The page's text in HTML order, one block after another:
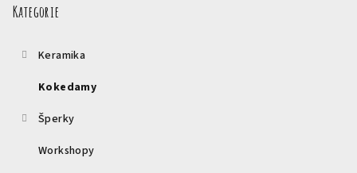
Kategorie
Keramika
Kokedamy
Šperky
Workshopy